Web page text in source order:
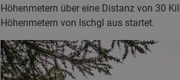
Höhenmetern über eine Distanz von 30
Höhenmetern von Ischgl aus startet.